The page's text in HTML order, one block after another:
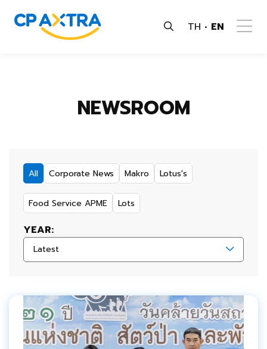
TH EN
NEWSROOM
All Corporate News Makro Lotus's
Food Service APME Lots
YEAR:
Latest